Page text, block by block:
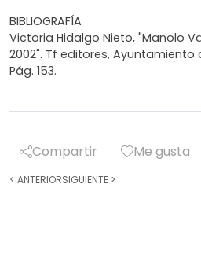
BIBLIOGRAFÍA
Victoria Hidalgo Nieto, "Manolo
2002". Tf editores, Ayuntamiento
Pág. 153.
Compartir Me gusta
< ANTERIORSIGUIENTE >